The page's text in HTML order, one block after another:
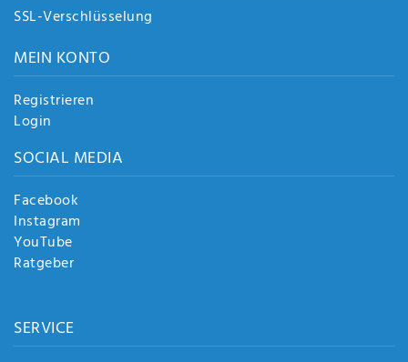
SSL-Verschlüsselung
MEIN KONTO
Registrieren
Login
SOCIAL MEDIA
Facebook
Instagram
YouTube
Ratgeber
SERVICE